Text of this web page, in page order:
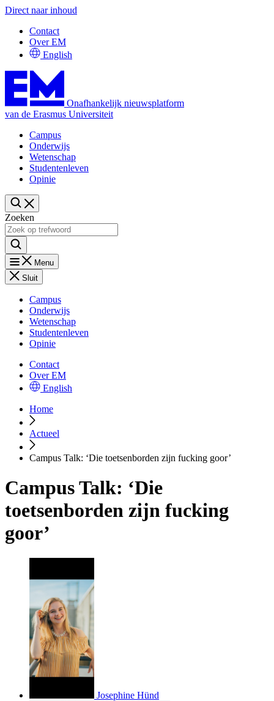
Direct naar inhoud
Contact
Over EM
English
Onafhankelijk nieuwsplatform
van de Erasmus Universiteit
Campus
Onderwijs
Wetenschap
Studentenleven
Opinie
Zoeken
Menu
Sluit
Campus
Onderwijs
Wetenschap
Studentenleven
Opinie
Contact
Over EM
English
Home
Actueel
Campus Talk: ‘Die toetsenborden zijn fucking goor’
Campus Talk: ‘Die
toetsenborden zijn fucking
goor’
Josephine Hünd